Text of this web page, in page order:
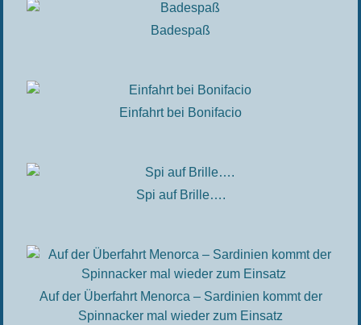
Badespaß
Einfahrt bei Bonifacio
Spi auf Brille….
Auf der Überfahrt Menorca – Sardinien kommt der
Spinnacker mal wieder zum Einsatz